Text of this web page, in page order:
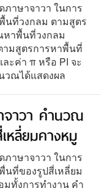
ภาษาจาวา ในการ
ที่วงกลม ตามสูตร
าพื้นที่วงกลม
ามสูตรการหาพื้นที่
ะค่า π หรือ PI จะ
วณได้แสดงผล
จาวา คำนวณ
หลี่ยมคางหมู
ภาษาจาวา ในการ
ที่ของรูปสี่เหลี่ยม
มทั้งการทำงาน คำ